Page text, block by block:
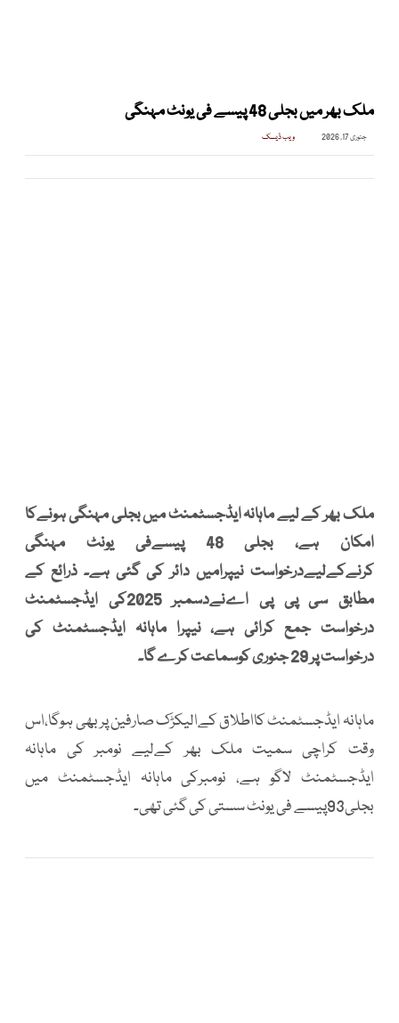
ملک بھر میں بجلی 48 پیسے فی یونٹ مہنگی
جنوری 17, 2026 ویب ڈیسک
ملک بھر کے لیے ماہانہ ایڈجسٹمنٹ میں بجلی مہنگی ہونےکا
امکان ہے، بجلی 48 پیسےفی یونٹ مہنگی
کرنےکےلیےدرخواست نیپرامیں دائر کی گئی ہے۔ ذرائع کے
مطابق سی پی پی اےنےدسمبر 2025کی ایڈجسٹمنٹ
درخواست جمع کرائی ہے، نیپرا ماہانہ ایڈجسٹمنٹ کی
درخواست پر 29 جنوری کوسماعت کرے گا۔
ماہانہ ایڈجسٹمنٹ کااطلاق کےالیکڑک صارفین پر بھی ہوگا،اس
وقت کراچی سمیت ملک بھر کےلیے نومبر کی ماہانہ
ایڈجسٹمنٹ لاگو ہے، نومبرکی ماہانہ ایڈجسٹمنٹ میں
بجلی93پیسے فی یونٹ سستی کی گئی تھی۔